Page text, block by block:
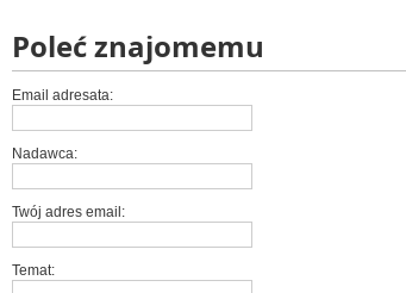
Poleć znajomemu
Email adresata:
Nadawca:
Twój adres email:
Temat: